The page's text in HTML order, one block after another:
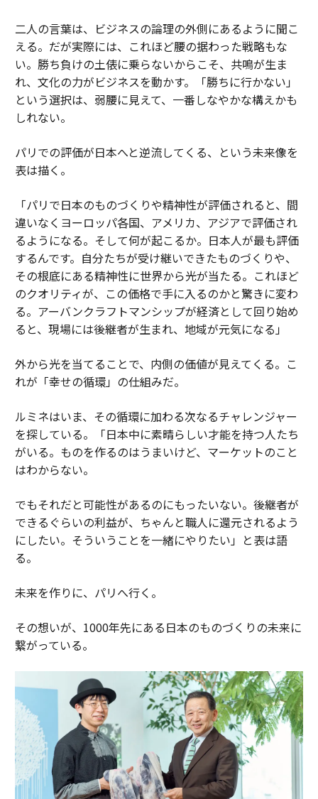
二人の言葉は、ビジネスの論理の外側にあるように聞こ
える。だが実際には、これほど腰の据わった戦略もな
い。勝ち負けの土俵に乗らないからこそ、共鳴が生ま
れ、文化の力がビジネスを動かす。「勝ちに行かない」
という選択は、弱腰に見えて、一番しなやかな構えかも
しれない。
パリでの評価が日本へと逆流してくる、という未来像を
表は描く。
「パリで日本のものづくりや精神性が評価されると、間
違いなくヨーロッパ各国、アメリカ、アジアで評価され
るようになる。そして何が起こるか。日本人が最も評価
するんです。自分たちが受け継いできたものづくりや、
その根底にある精神性に世界から光が当たる。これほど
のクオリティが、この価格で手に入るのかと驚きに変わ
る。アーバンクラフトマンシップが経済として回り始め
ると、現場には後継者が生まれ、地域が元気になる」
外から光を当てることで、内側の価値が見えてくる。こ
れが「幸せの循環」の仕組みだ。
ルミネはいま、その循環に加わる次なるチャレンジャー
を探している。「日本中に素晴らしい才能を持つ人たち
がいる。ものを作るのはうまいけど、マーケットのこと
はわからない。
でもそれだと可能性があるのにもったいない。後継者が
できるぐらいの利益が、ちゃんと職人に還元されるよう
にしたい。そういうことを一緒にやりたい」と表は語
る。
未来を作りに、パリへ行く。
その想いが、1000年先にある日本のものづくりの未来に
繋がっている。